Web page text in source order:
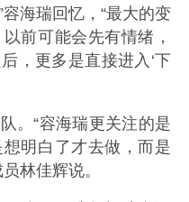
海瑞回忆，“最大的变
前可能会先有情绪，
，更多是直接进入‘下
。“容海瑞更关注的是
明白了才去做，而是
林佳辉说。